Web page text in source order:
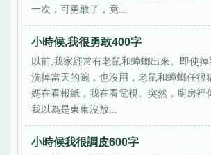
一次，可勇敢了，竟...
小時候,我很勇敢400字
以前,我家經常有老鼠和蟑螂出來。即使掉
洗掉當天的碗，也沒用，老鼠和蟑螂任很
媽在看報紙，我在看電視。突然，廚房裡
我以為是東東沒放...
小時候我很調皮600字